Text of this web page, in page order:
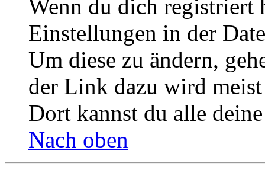
Wenn du dich registriert
Einstellungen in der
Um diese zu ändern,
der Link dazu wird
Dort kannst du alle
Nach oben